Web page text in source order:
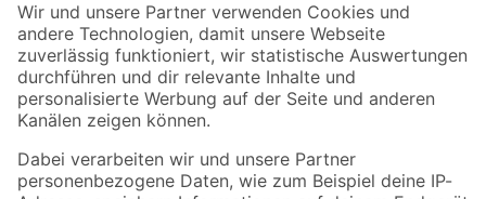
Der toom Newsletter: Keine Angebote und Aktionen mehr verpassen!
Zur Newsletter Anmeldung
Folge uns